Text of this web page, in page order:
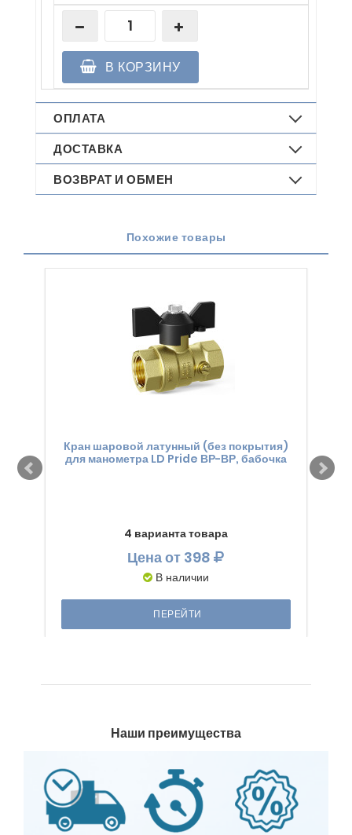
В КОРЗИНУ
ОПЛАТА
ДОСТАВКА
ВОЗВРАТ И ОБМЕН
Похожие товары
Кран шаровой латунный (без покрытия)
для манометра LD Pride ВР-ВР, бабочка
4 варианта товара
Ценаот 398
В наличии
ПЕРЕЙТИ
для
Наши преимущества